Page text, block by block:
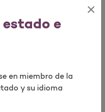
estado e
×
en miembro de la
y su idioma
que nuestros planes
de la salud de usted